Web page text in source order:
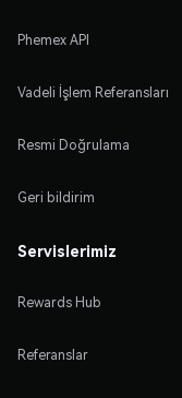
Phemex API
Vadeli İşlem Referansları
Resmi Doğrulama
Geri bildirim
Servislerimiz
Rewards Hub
Referanslar